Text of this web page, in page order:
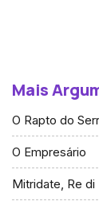
Mais
O Rapto do
O Empresário
Mitridate, Re di